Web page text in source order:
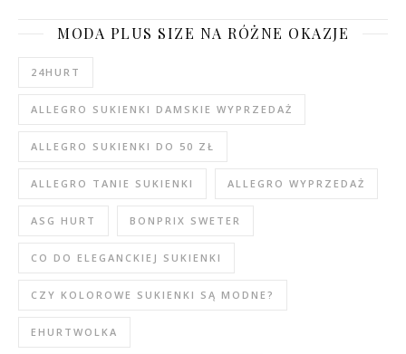
MODA PLUS SIZE NA RÓŻNE OKAZJE
24HURT
ALLEGRO SUKIENKI DAMSKIE WYPRZEDAŻ
ALLEGRO SUKIENKI DO 50 ZŁ
ALLEGRO TANIE SUKIENKI ALLEGRO WYPRZEDAŻ
ASG HURT BONPRIX SWETER
CO DO ELEGANCKIEJ SUKIENKI
CZY KOLOROWE SUKIENKI SĄ MODNE?
EHURTWOLKA